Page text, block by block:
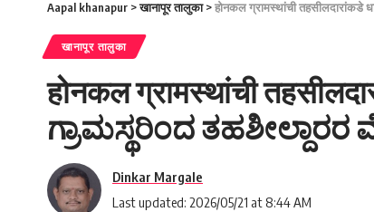
Aapal khanapur >खानापूर तालुका>होनकल ग्रामस्थांची
खानापूर तालुका
होनकल ग्रामस्थांची
ಗ್ರಾಮಸ್ಥರಿಂದ
Last updated: 2026/05/21 at 8:44 AM
Dinkar Margale